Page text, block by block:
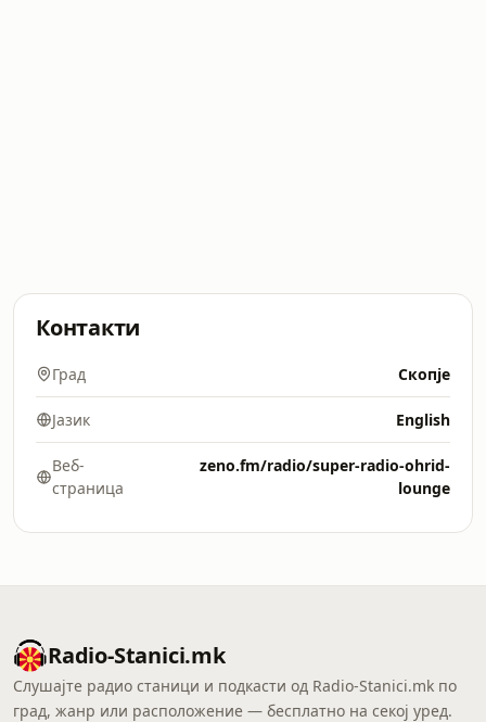
Контакти
Град Скопје
Јазик English
Веб-
страница
zeno.fm/radio/super-radio-ohrid-
lounge
Radio-Stanici.mk
Слушајте радио станици и подкасти од Radio-Stanici.mk по
град, жанр или расположение — бесплатно на секој уред.